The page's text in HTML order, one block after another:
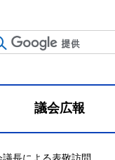
議会広報